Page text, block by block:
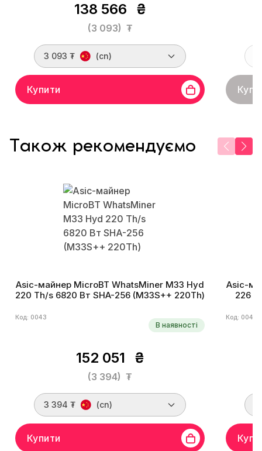
138 566 ₴
(3 093) ₮
3 093 ₮ (cn)
Купити
Також рекомендуємо
Asic-майнер MicroBT WhatsMiner M33 Hyd
220 Th/s 6820 Вт SHA-256 (M33S++ 220Th)
Код: 0043
В наявності
152 051 ₴
(3 394) ₮
3 394 ₮ (cn)
Купити
Asic-
226
Код: 0044